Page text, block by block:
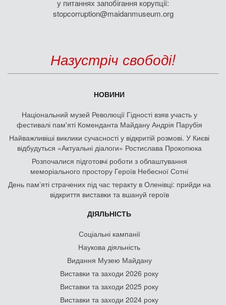
у питаннях запобігання корупції:
stopcorruption@maidanmuseum.org
Назустріч свободі!
НОВИНИ
Національний музей Революції Гідності взяв участь у
фестивалі пам'яті Коменданта Майдану Андрія Парубія
Найважливіші виклики сучасності у відкритій розмові. У Києві
відбудуться «Актуальні діалоги» Ростислава Прокопюка
Розпочалися підготовчі роботи з облаштування
меморіального простору Героїв Небесної Сотні
День памʼяті страчених під час теракту в Оленівці: прийди на
відкриття виставки та вшануй героїв
ДІЯЛЬНІСТЬ
Соціальні кампанії
Наукова діяльність
Видання Музею Майдану
Виставки та заходи 2026 року
Виставки та заходи 2025 року
Виставки та заходи 2024 року